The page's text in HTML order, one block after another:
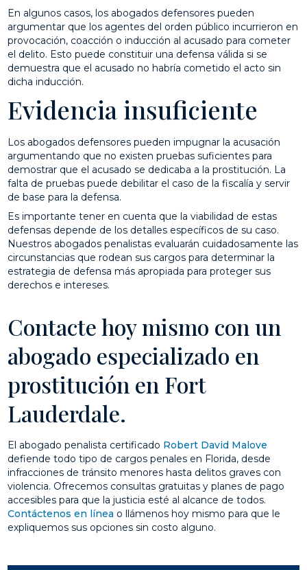
En algunos casos, los abogados defensores pueden
argumentar que los agentes del orden público incurrieron en
provocación, coacción o inducción al acusado para cometer
el delito. Esto puede constituir una defensa válida si se
demuestra que el acusado no habría cometido el acto sin
dicha inducción.
Evidencia insuficiente
Los abogados defensores pueden impugnar la acusación
argumentando que no existen pruebas suficientes para
demostrar que el acusado se dedicaba a la prostitución. La
falta de pruebas puede debilitar el caso de la fiscalía y servir
de base para la defensa.
Es importante tener en cuenta que la viabilidad de estas
defensas depende de los detalles específicos de su caso.
Nuestros abogados penalistas evaluarán cuidadosamente las
circunstancias que rodean sus cargos para determinar la
estrategia de defensa más apropiada para proteger sus
derechos e intereses.
Contacte hoy mismo con un
abogado especializado en
prostitución en Fort
Lauderdale.
El abogado penalista certificado Robert David Malove
defiende todo tipo de cargos penales en Florida, desde
infracciones de tránsito menores hasta delitos graves con
violencia. Ofrecemos consultas gratuitas y planes de pago
accesibles para que la justicia esté al alcance de todos.
Contáctenos en línea o llámenos hoy mismo para que le
expliquemos sus opciones sin costo alguno.